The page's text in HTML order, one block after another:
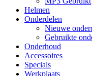
Helmen
Onderdelen
Nieuwe
Gebruikte
Onderhoud
Accessoires
Specials
Werkplaats